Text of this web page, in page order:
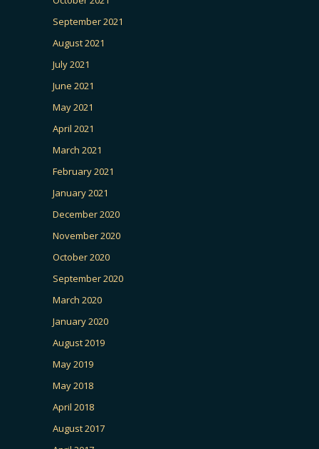
September 2021
August 2021
July 2021
June 2021
May 2021
April 2021
March 2021
February 2021
January 2021
December 2020
November 2020
October 2020
September 2020
March 2020
January 2020
August 2019
May 2019
May 2018
April 2018
August 2017